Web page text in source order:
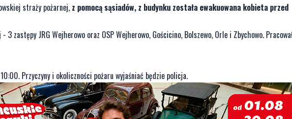
straży pożarnej, z pomocą sąsiadów, z budynku została ewakuowana kobieta przed
3 zastępy JRG Wejherowo oraz OSP Wejherowo, Gościcino, Bolszewo, Orle i Zbychowo.
Przyczyny i okoliczności pożaru wyjaśniać będzie policja.